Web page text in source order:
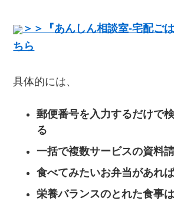
＞＞『あんしん相談室‐宅配ご
ちら
具体的には、
郵便番号を入力するだけで
る
一括で複数サービスの資料
食べてみたいお弁当があれ
栄養バランスのとれた食事